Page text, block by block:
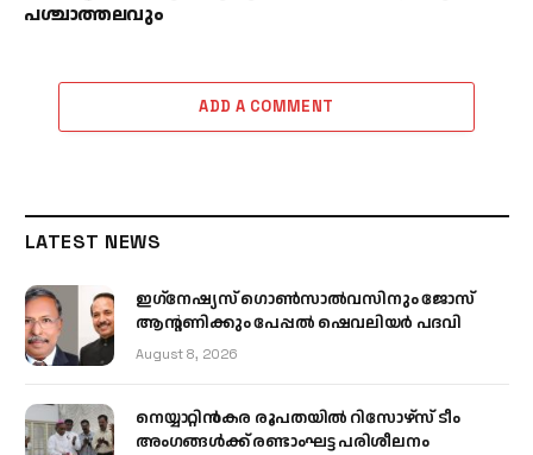
പശ്ചാത്തലവും
ADD A COMMENT
LATEST NEWS
ഇഗ്‌നേഷ്യസ് ഗൊൺസാൽവസിനും ജോസ്
ആന്റണിക്കും പേപ്പൽ ഷെവലിയർ പദവി
August 8, 2026
നെയ്യാറ്റിൻകര രൂപതയിൽ റിസോഴ്സ് ടീം
അംഗങ്ങൾക്ക് രണ്ടാംഘട്ട പരിശീലനം